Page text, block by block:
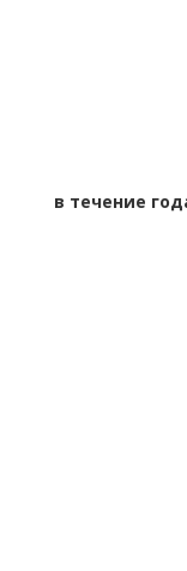
в течение